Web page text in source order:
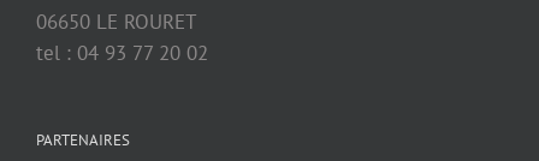
06650 LE ROURET
tel : 04 93 77 20 02
PARTENAIRES